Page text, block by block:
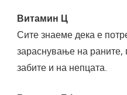
Витамин Ц
Сите знаеме дека е
зараснување на раните,
забите и на непцата.